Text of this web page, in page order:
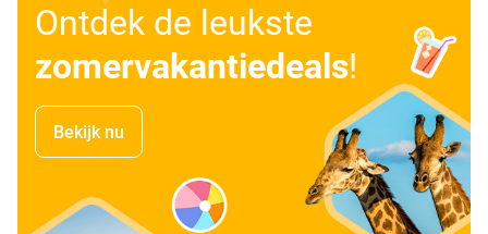
Ontdek de leukste
zomervakantiedeals!
Bekijk nu